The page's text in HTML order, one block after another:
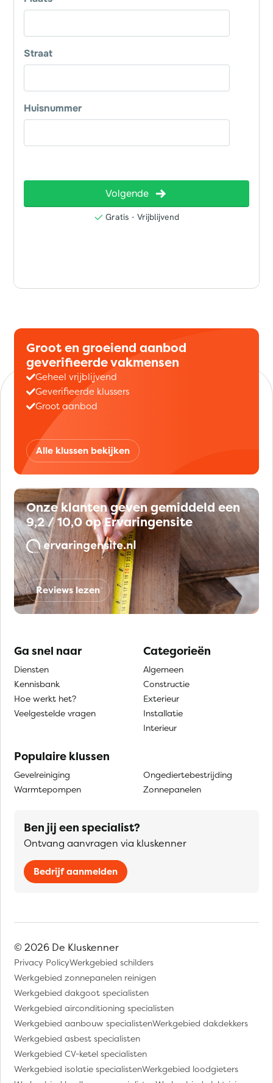
Groot en groeiend aanbod
geverifieerde vakmensen
Geheel vrijblijvend
Geverifieerde klussers
Groot aanbod
Alle klussen bekijken
Onze klanten geven gemiddeld een
9,2 / 10,0 op Ervaringensite
Reviews lezen
Ga snel naar
Diensten
Kennisbank
Hoe werkt het?
Veelgestelde vragen
Categorieën
Algemeen
Constructie
Exterieur
Installatie
Interieur
Populaire klussen
Gevelreiniging
Warmtepompen
Ongediertebestrijding
Zonnepanelen
Ben jij een specialist?
Ontvang aanvragen via kluskenner
Bedrijf aanmelden
© 2026 De Kluskenner
Privacy PolicyWerkgebied schilders
Werkgebied zonnepanelen reinigen
Werkgebied dakgoot specialisten
Werkgebied airconditioning specialisten
Werkgebied aanbouw specialistenWerkgebied dakdekkers
Werkgebied asbest specialisten
Werkgebied CV-ketel specialisten
Werkgebied isolatie specialistenWerkgebied loodgieters